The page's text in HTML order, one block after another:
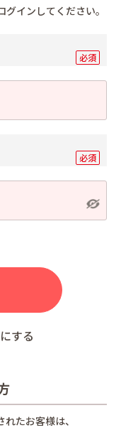
インしてください。
する
たお客様は、